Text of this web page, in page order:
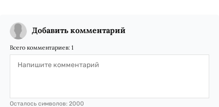
Добавить комментарий
Всего комментариев: 1
Осталось символов: 2000